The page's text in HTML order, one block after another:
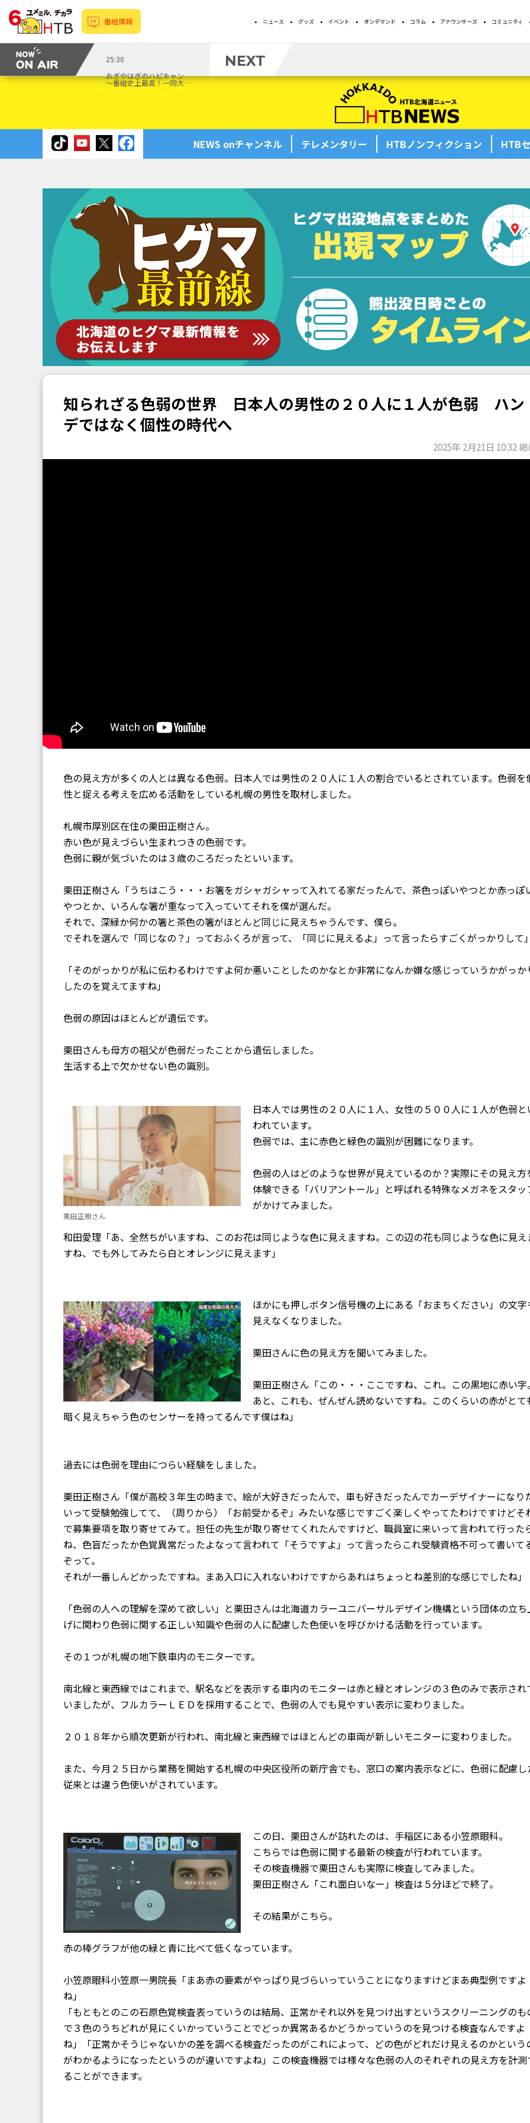
番組情報 ニュース グッズ イベント オンデマンド コラム アナウンサーズ コミュニティ
25:30
おぎやはぎのハピキャン
～番組史上最高！一同大…
NEXT
「きみを愛する気はない」と言った次期公爵様がなぜか溺愛してき
NEWS onチャンネル テレメンタリー HTBノンフィクション HTB
知られざる色弱の世界 日本人の男性の２０人に１人が色弱 ハン
デではなく個性の時代へ
2025年 2月21日 10:32
色の見え方が多くの人とは異なる色弱。日本人では男性の２０人に１人の割合でいるとされています。色弱を
性と捉える考えを広める活動をしている札幌の男性を取材しました。
札幌市厚別区在住の栗田正樹さん。
赤い色が見えづらい生まれつきの色弱です。
色弱に親が気づいたのは３歳のころだったといいます。
栗田正樹さん「うちはこう・・・お箸をガシャガシャって入れてる家だったんで、茶色っぽいやつとか赤っぽ
やつとか、いろんな箸が重なって入っていてそれを僕が選んだ。
それで、深緑か何かの箸と茶色の箸がほとんど同じに見えちゃうんです、僕ら。
でそれを選んで「同じなの？」っておふくろが言って、「同じに見えるよ」って言ったらすごくがっかりして
「そのがっかりが私に伝わるわけですよ何か悪いことしたのかなとか非常になんか嫌な感じっていうかがっか
したのを覚えてますね」
色弱の原因はほとんどが遺伝です。
栗田さんも母方の祖父が色弱だったことから遺伝しました。
生活する上で欠かせない色の識別。
栗田正樹さん
日本人では男性の２０人に１人、女性の５００人に１人が色弱と
われています。
色弱では、主に赤色と緑色の識別が困難になります。
色弱の人はどのような世界が見えているのか？実際にその見え方
体験できる「バリアントール」と呼ばれる特殊なメガネをスタッ
がかけてみました。
和田愛理「あ、全然ちがいますね、このお花は同じような色に見えますね。この辺の花も同じような色に見え
すね、でも外してみたら白とオレンジに見えます」
ほかにも押しボタン信号機の上にある「おまちください」の文字
見えなくなりました。
栗田さんに色の見え方を聞いてみました。
栗田正樹さん「この・・・ここですね、これ。この黒地に赤い字
あと、これも、ぜんぜん読めないですね。このくらいの赤がとて
暗く見えちゃう色のセンサーを持ってるんです僕はね」
過去には色弱を理由につらい経験をしました。
栗田正樹さん「僕が高校３年生の時まで、絵が大好きだったんで、車も好きだったんでカーデザイナーになり
いって受験勉強してて、（周りから）「お前受かるぞ」みたいな感じですごく楽しくやってたわけですけどそ
で募集要項を取り寄せてみて。担任の先生が取り寄せてくれたんですけど、職員室に来いって言われて行った
ね、色盲だったか色覚異常だったよなって言われて「そうですよ」って言ったらこれ受験資格不可って書いて
ぞって。
それが一番しんどかったですね。まあ入口に入れないわけですからあれはちょっとね差別的な感じでしたね」
「色弱の人への理解を深めて欲しい」と栗田さんは北海道カラーユニバーサルデザイン機構という団体の立ち
げに関わり色弱に関する正しい知識や色弱の人に配慮した色使いを呼びかける活動を行っています。
その１つが札幌の地下鉄車内のモニターです。
南北線と東西線ではこれまで、駅名などを表示する車内のモニターは赤と緑とオレンジの３色のみで表示され
いましたが、フルカラーＬＥＤを採用することで、色弱の人でも見やすい表示に変わりました。
２０１８年から順次更新が行われ、南北線と東西線ではほとんどの車両が新しいモニターに変わりました。
また、今月２５日から業務を開始する札幌の中央区役所の新庁舎でも、窓口の案内表示などに、色弱に配慮し
従来とは違う色使いがされています。
この日、栗田さんが訪れたのは、手稲区にある小笠原眼科。
こちらでは色弱に関する最新の検査が行われています。
その検査機器で栗田さんも実際に検査してみました。
栗田正樹さん「これ面白いなー」検査は５分ほどで終了。
その結果がこちら。
赤の棒グラフが他の緑と青に比べて低くなっています。
小笠原眼科小笠原一男院長「まあ赤の要素がやっぱり見づらいっていうことになりますけどまあ典型例ですよ
ね」
「もともとのこの石原色覚検査表っていうのは結局、正常かそれ以外を見つけ出すというスクリーニングのも
で３色のうちどれが見にくいかっていうことでどっか異常あるかどうかっていうのを見つける検査なんですよ
ね」「正常かそうじゃないかの差を調べる検査だったのがこれによって、どの色がどれだけ見えるのかという
がわかるようになったというのが違いですよね」この検査機器では様々な色弱の人のそれぞれの見え方を計測
ることができます。